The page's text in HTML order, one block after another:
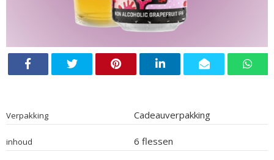
Verpakking Cadeauverpakking
inhoud 6 flessen